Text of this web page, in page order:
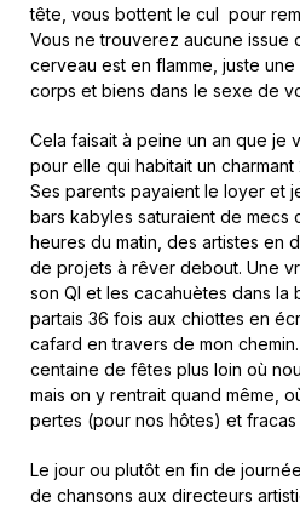
tête, vous bottent le cul pour
Vous ne trouverez aucune issue
cerveau est en flamme, juste
corps et biens dans le sexe de
Cela faisait à peine un an que je
pour elle qui habitait un
Ses parents payaient le loyer et
bars kabyles saturaient de mecs
heures du matin, des artistes en
de projets à rêver debout. Une
son QI et les cacahuètes dans la
partais 36 fois aux chiottes en
cafard en travers de mon
centaine de fêtes plus loin où
mais on y rentrait quand même,
pertes (pour nos hôtes) et fracas
Le jour ou plutôt en fin de
de chansons aux directeurs